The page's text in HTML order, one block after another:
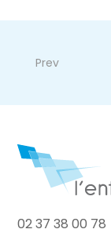
Prev
02 37 38 00 78